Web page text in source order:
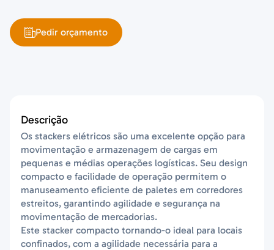
Pedir orçamento
Descrição
Os stackers elétricos são uma excelente opção para
movimentação e armazenagem de cargas em
pequenas e médias operações logísticas. Seu design
compacto e facilidade de operação permitem o
manuseamento eficiente de paletes em corredores
estreitos, garantindo agilidade e segurança na
movimentação de mercadorias.
Este stacker compacto tornando-o ideal para locais
confinados, com a agilidade necessária para a